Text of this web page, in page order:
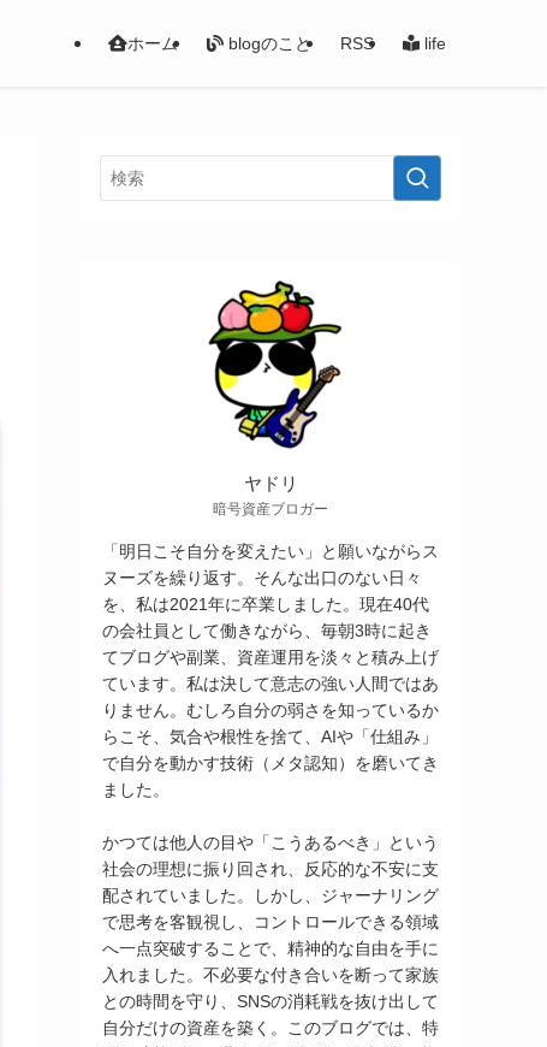
ホーム blogのこと RSS life
ヤドリ
暗号資産ブロガー
「明日こそ自分を変えたい」と願いながらス
ヌーズを繰り返す。そんな出口のない日々
を、私は2021年に卒業しました。現在40代
の会社員として働きながら、毎朝3時に起き
てブログや副業、資産運用を淡々と積み上げ
ています。私は決して意志の強い人間ではあ
りません。むしろ自分の弱さを知っているか
らこそ、気合や根性を捨て、AIや「仕組み」
で自分を動かす技術（メタ認知）を磨いてき
ました。
かつては他人の目や「こうあるべき」という
社会の理想に振り回され、反応的な不安に支
配されていました。しかし、ジャーナリング
で思考を客観視し、コントロールできる領域
へ一点突破することで、精神的な自由を手に
入れました。不必要な付き合いを断って家族
との時間を守り、SNSの消耗戦を抜け出して
自分だけの資産を築く。このブログでは、特